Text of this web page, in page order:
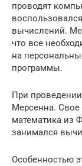
проводят
вычислений.
что все
на
программы.
При
Мерсенна. Свое
математика из
занимался
Особенностью